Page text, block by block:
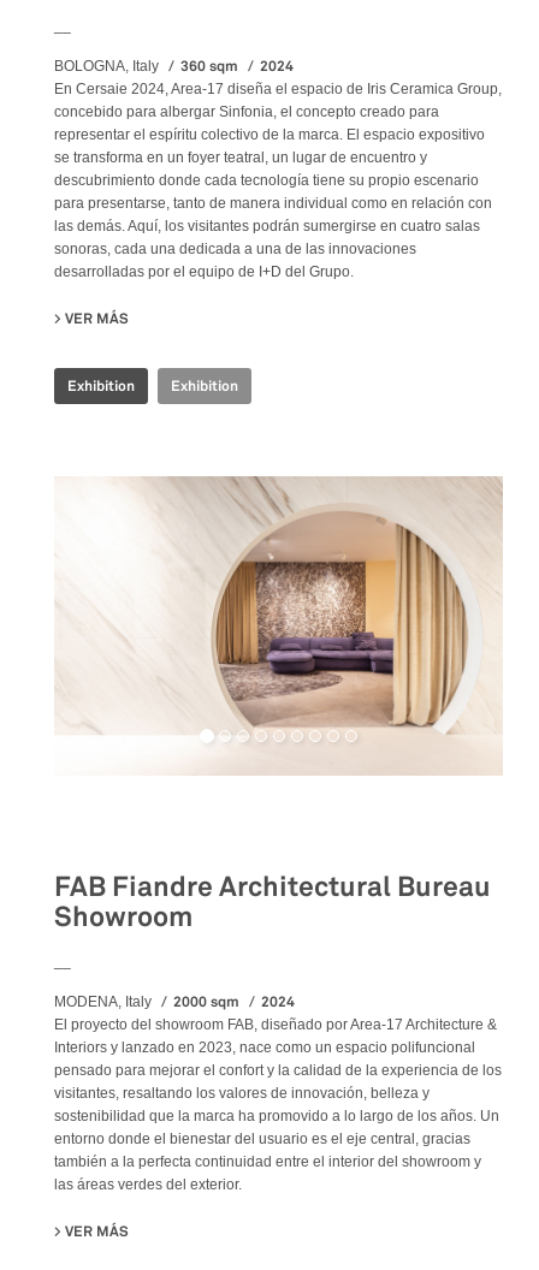
BOLOGNA, Italy 360 sqm 2024
En Cersaie 2024, Area-17 diseña el espacio de Iris Ceramica Group,
concebido para albergar Sinfonia, el concepto creado para
representar el espíritu colectivo de la marca. El espacio expositivo
se transforma en un foyer teatral, un lugar de encuentro y
descubrimiento donde cada tecnología tiene su propio escenario
para presentarse, tanto de manera individual como en relación con
las demás. Aquí, los visitantes podrán sumergirse en cuatro salas
sonoras, cada una dedicada a una de las innovaciones
desarrolladas por el equipo de I+D del Grupo.
VER MÁS
Exhibition Exhibition
FAB Fiandre Architectural Bureau
Showroom
MODENA, Italy 2000 sqm 2024
El proyecto del showroom FAB, diseñado por Area-17 Architecture &
Interiors y lanzado en 2023, nace como un espacio polifuncional
pensado para mejorar el confort y la calidad de la experiencia de los
visitantes, resaltando los valores de innovación, belleza y
sostenibilidad que la marca ha promovido a lo largo de los años. Un
entorno donde el bienestar del usuario es el eje central, gracias
también a la perfecta continuidad entre el interior del showroom y
las áreas verdes del exterior.
VER MÁS